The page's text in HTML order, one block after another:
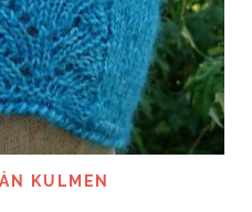
KULMEN